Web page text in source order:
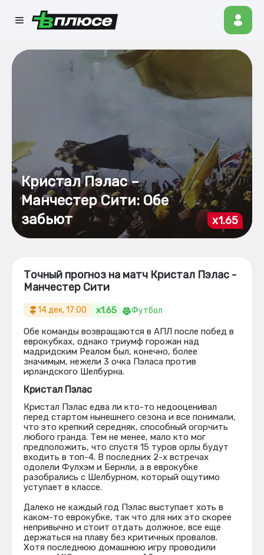
Кристал Пэлас –
Манчестер Сити: Обе
забьют
x1.65
Точный прогноз на матч Кристал Пэлас -
Манчестер Сити
14 дек, 17:00 x1.65 Футбол
Обе команды возвращаются в АПЛ после побед в
еврокубках, однако триумф горожан над
мадридским Реалом был, конечно, более
значимым, нежели 3 очка Пэласа против
ирландского Шелбурна.
Кристал Пэлас
Кристал Пэлас едва ли кто-то недооценивал
перед стартом нынешнего сезона и все понимали,
что это крепкий середняк, способный огорчить
любого гранда. Тем не менее, мало кто мог
предположить, что спустя 15 туров орлы будут
входить в топ-4. В последних 2-х встречах
одолели Фулхэм и Бернли, а в еврокубке
разобрались с Шелбурном, который ощутимо
уступает в классе.
Далеко не каждый год Пэлас выступает хоть в
каком-то еврокубке, так что для них это скорее
непривычно и стоит отдать должное, все еще
держаться на плаву без критичных провалов.
Хотя последнюю домашнюю игру проводили